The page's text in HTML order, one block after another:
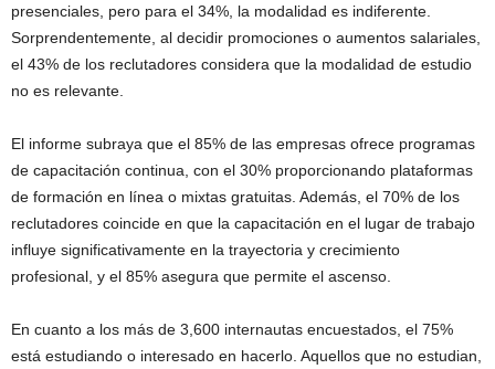
presenciales, pero para el 34%, la modalidad es indiferente.
Sorprendentemente, al decidir promociones o aumentos salariales,
el 43% de los reclutadores considera que la modalidad de estudio
no es relevante.
El informe subraya que el 85% de las empresas ofrece programas
de capacitación continua, con el 30% proporcionando plataformas
de formación en línea o mixtas gratuitas. Además, el 70% de los
reclutadores coincide en que la capacitación en el lugar de trabajo
influye significativamente en la trayectoria y crecimiento
profesional, y el 85% asegura que permite el ascenso.
En cuanto a los más de 3,600 internautas encuestados, el 75%
está estudiando o interesado en hacerlo. Aquellos que no estudian,